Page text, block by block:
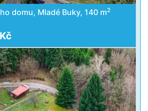
domu, Mladé Buky, 140 m2